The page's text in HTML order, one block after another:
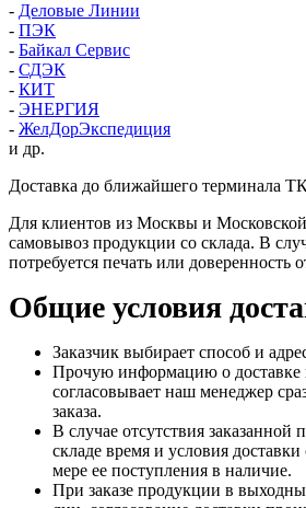
- Деловые Линии
- ПЭК
- Байкал Сервис
- СДЭК
- КИТ
- ЭНЕРГИЯ
- ЖелДорЭкспедиция
и др.
Доставка до ближайшего терминала
Для клиентов из Москвы и
самовывоз продукции со склада. В
потребуется печать или доверенность
Общие условия
Заказчик выбирает способ и
Прочую информацию о доставке
согласовывает наш менеджер
заказа.
В случае отсутствия
складе время и условия
мере ее поступления в наличие.
При заказе продукции в